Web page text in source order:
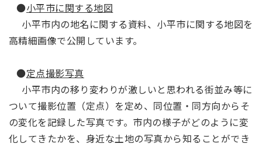
●小平市に関する地図
小平市内の地名に関する資料、小平市に関する地図を
高精細画像で公開しています。
●定点撮影写真
小平市内の移り変わりが激しいと思われる街並み等に
ついて撮影位置（定点）を定め、同位置・同方向からそ
の変化を記録した写真です。市内の様子がどのように変
化してきたかを、身近な土地の写真から知ることができ